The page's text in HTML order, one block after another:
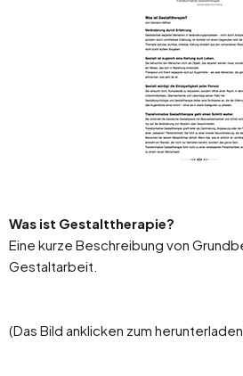
Was ist Gestalttherapie?
Eine kurze Beschreibung von
Gestaltarbeit.
(Das Bild anklicken zum